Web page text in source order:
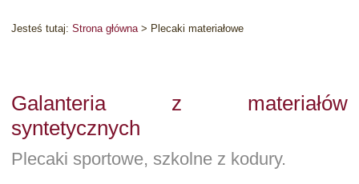
Jesteś tutaj:Strona główna> Plecaki materiałowe
Galanteria z materiałów
syntetycznych
Plecaki sportowe, szkolne z kodury.